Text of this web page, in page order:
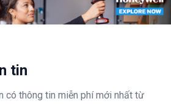
tin
có thông tin miễn phímới nhất từ